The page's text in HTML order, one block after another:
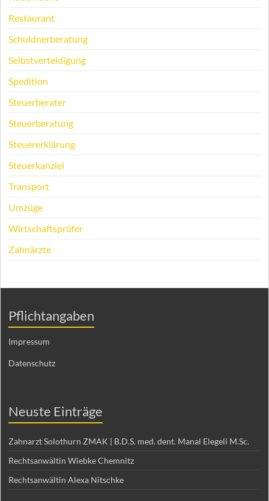
Restaurant
Schuldnerberatung
Selbstverteidigung
Spedition
Steuerberater
Steuerberatung
Steuererklärung
Steuerkanzlei
Transport
Umzüge
Wirtschaftsprüfer
Zahnärzte
Pflichtangaben
Impressum
Datenschutz
Neuste Einträge
Zahnarzt Solothurn ZMAK | B.D.S. med. dent. Manal Elegeli M.Sc.
Rechtsanwältin Wiebke Chemnitz
Rechtsanwältin Alexa Nitschke